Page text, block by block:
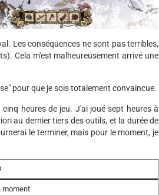
Les conséquences ne sont pas terribles,
Cela m'est malheureusement arrivé une
pour que je sois totalement convaincue.
heures de jeu. J'ai joué sept heures à
au dernier tiers des outils, et la durée de
le terminer, mais pour le moment, je
moment